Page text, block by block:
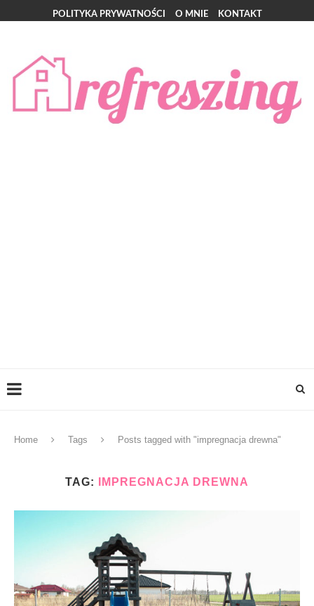
POLITYKA PRYWATNOŚCI O MNIE KONTAKT
Home Tags Posts tagged with "impregnacja drewna"
TAG: IMPREGNACJA DREWNA